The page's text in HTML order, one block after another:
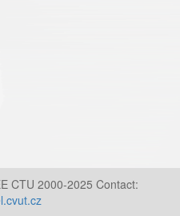
CTU 2000-2025 Contact: